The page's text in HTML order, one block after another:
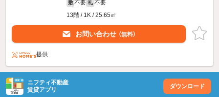
敷 不要 礼 不要
13階 / 1K / 25.65㎡
お問い合わせ （無料）
提供
ニフティ不動産
賃貸アプリ
ダウンロード